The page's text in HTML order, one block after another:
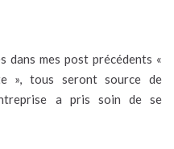
dans mes post précédents «
», tous seront source de
a pris soin de se